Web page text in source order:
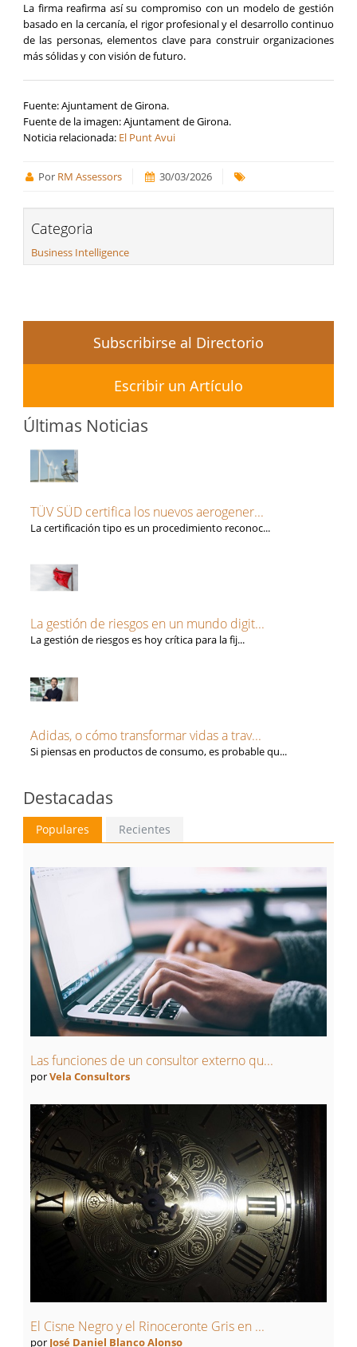
La firma reafirma así su compromiso con un modelo de gestión
basado en la cercanía, el rigor profesional y el desarrollo continuo
de las personas, elementos clave para construir organizaciones
más sólidas y con visión de futuro.
Fuente: Ajuntament de Girona.
Fuente de la imagen: Ajuntament de Girona.
Noticia relacionada: El Punt Avui
Por RM Assessors 30/03/2026
Categoria
Business Intelligence
Subscribirse al Directorio
Escribir un Artículo
Últimas Noticias
TÜV SÜD certifica los nuevos aerogener...
La certificación tipo es un procedimiento reconoc...
La gestión de riesgos en un mundo digit...
La gestión de riesgos es hoy crítica para la fij...
Adidas, o cómo transformar vidas a trav...
Si piensas en productos de consumo, es probable qu...
Destacadas
Populares Recientes
Las funciones de un consultor externo qu...
porVela Consultors
El Cisne Negro y el Rinoceronte Gris en ...
por José Daniel Blanco Alonso